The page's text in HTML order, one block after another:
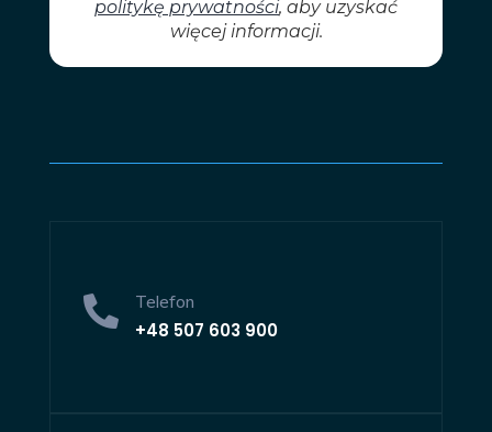
 Telefon
+48 507 603 900